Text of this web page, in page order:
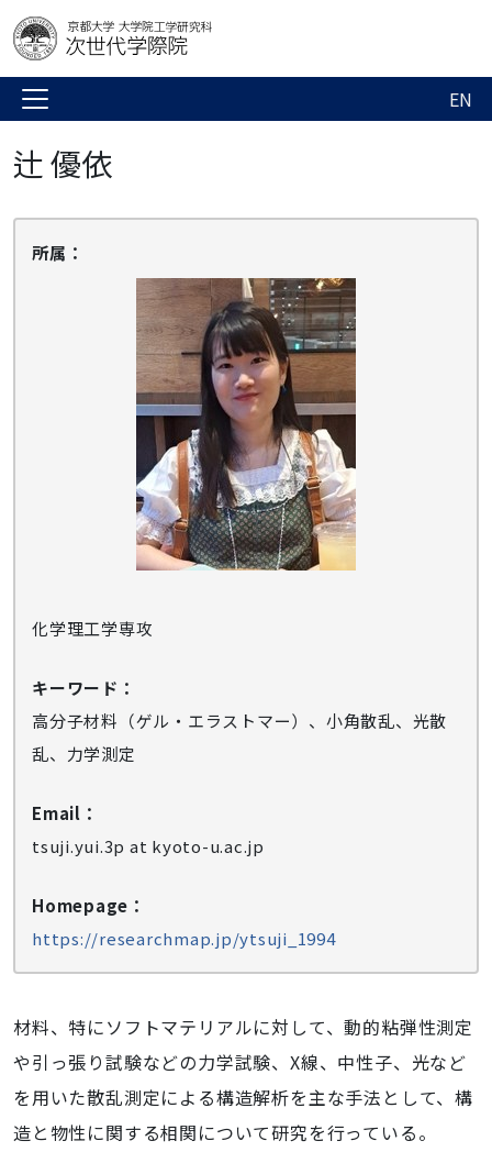
EN
辻 優依
所属：
化学理工学専攻
キーワード：
高分子材料（ゲル・エラストマー）、小角散乱、光散
乱、力学測定
Email：
tsuji.yui.3p at kyoto-u.ac.jp
Homepage：
https://researchmap.jp/ytsuji_1994
材料、特にソフトマテリアルに対して、動的粘弾性測定
や引っ張り試験などの力学試験、X線、中性子、光など
を用いた散乱測定による構造解析を主な手法として、構
造と物性に関する相関について研究を行っている。